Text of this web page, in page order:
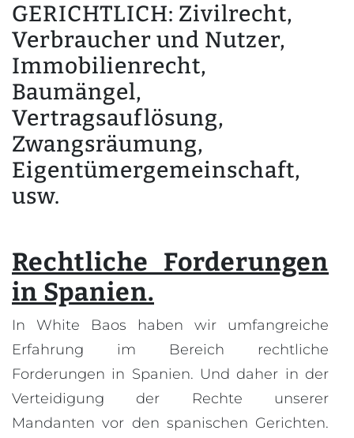
GERICHTLICH: Zivilrecht,
Verbraucher und Nutzer,
Immobilienrecht,
Baumängel,
Vertragsauflösung,
Zwangsräumung,
Eigentümergemeinschaft,
usw.
Rechtliche Forderungen
in Spanien.
In White Baos haben wir umfangreiche
Erfahrung im Bereich rechtliche
Forderungen in Spanien. Und daher in der
Verteidigung der Rechte unserer
Mandanten vor den spanischen Gerichten.